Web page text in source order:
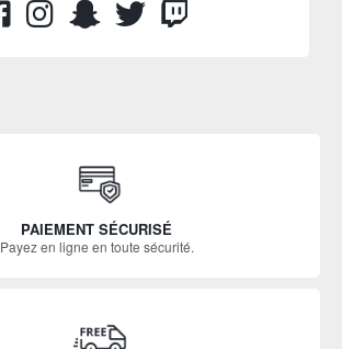
PAIEMENT SÉCURISÉ
Payez en ligne en toute sécurité.